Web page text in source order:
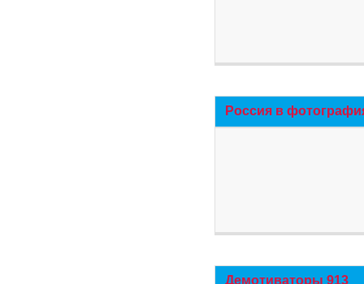
Россия в
Демотиваторы 913